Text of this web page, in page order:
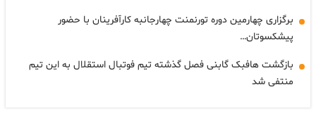
برگزاری چهارمین دوره تورنمنت چهارجانبه کارآفرینان با حضور
پیشکسوتان…
بازگشت هافبک گابنی فصل گذشته تیم فوتبال استقلال به این تیم
منتفی شد